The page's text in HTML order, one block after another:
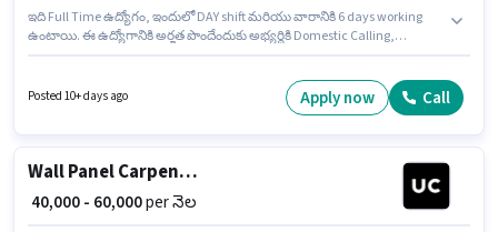
ఇది Full Time ఉద్యోగం, ఇందులో DAY shift మరియు వారానికి 6 days working
ఉంటాయి. ఈ ఉద్యోగానికి అర్హత పొందేందుకు అభ్యర్థికి Domestic Calling,
జీతం ₹70000 ఉంటుంది. అదనపు Meal లు ఉద్యోగ స్థాయి మరియు కంపెనీ పాలసీలపై
ఆధారపడి ఇప్పించబడతాయి. ఈ ఉద్యోగానికి 10వ తరగతి లోపు అర్హత ఉన్న
Posted 10+ days ago Apply now Call
Wall Panel Carpenter
₹ 40,000 - 60,000per నెల